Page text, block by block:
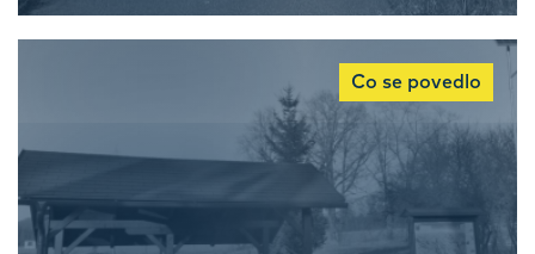
Co se povedlo